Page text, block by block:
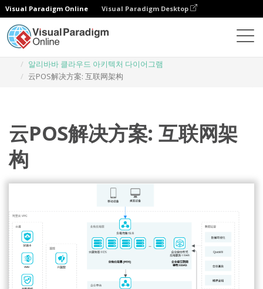
Visual Paradigm Online Visual Paradigm Desktop
알리바바 클라우드 아키텍처 다이어그램
云POS解决方案: 互联网架构
云POS解决方案: 互联网架
构